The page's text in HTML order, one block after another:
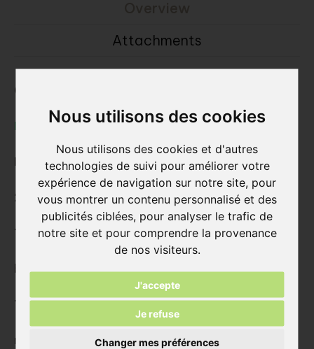
Nous utilisons des cookies
Nous utilisons des cookies et d'autres
technologies de suivi pour améliorer votre
expérience de navigation sur notre site, pour
vous montrer un contenu personnalisé et des
publicités ciblées, pour analyser le trafic de
notre site et pour comprendre la provenance
de nos visiteurs.
J'accepte
Je refuse
Changer mes préférences
Attachments
Consultez la brique de parement:
Nature7 Brick V
Dimensions L x E x l (hauteur) ca. :
228x20x55 mm
Type:
brique moulée sciées
Texture:
non-sablées, sans nervure